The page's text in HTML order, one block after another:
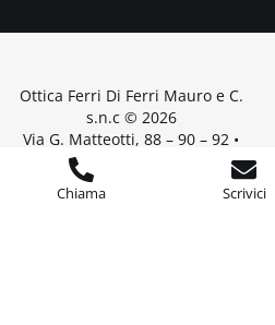
Ottica Ferri Di Ferri Mauro e C.
s.n.c © 2026
Via G. Matteotti, 88 – 90 – 92 •
52044, Camucia – Cortona AR •
P.IVA 02402030510
Privacy Policy Cookie Policy
Chiama Scrivici